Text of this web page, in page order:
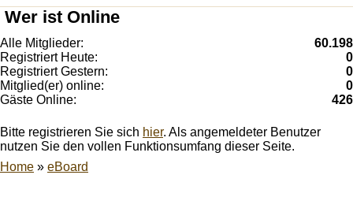
Wer ist Online
Alle Mitglieder:
60.198
Registriert Heute:
0
Registriert Gestern:
0
Mitglied(er) online:
0
Gäste Online:
426
Bitte registrieren Sie sich hier. Als angemeldeter Benutzer
nutzen Sie den vollen Funktionsumfang dieser Seite.
Home » eBoard